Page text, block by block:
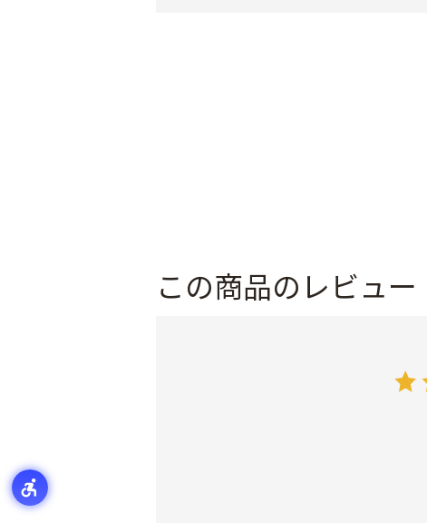
この商品のレビュー